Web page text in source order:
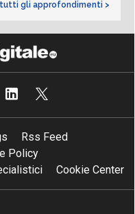
gli approfondimenti >
Rss Feed
Policy
Cookie Center